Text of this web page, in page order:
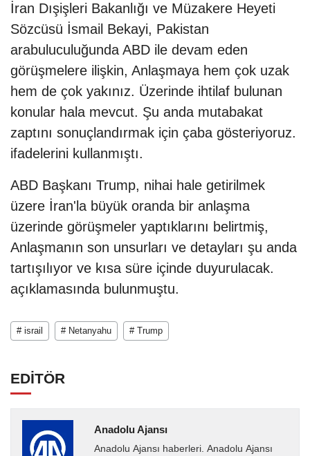
İran Dışişleri Bakanlığı ve Müzakere Heyeti
Sözcüsü İsmail Bekayi, Pakistan
arabuluculuğunda ABD ile devam eden
görüşmelere ilişkin, Anlaşmaya hem çok uzak
hem de çok yakınız. Üzerinde ihtilaf bulunan
konular hala mevcut. Şu anda mutabakat
zaptını sonuçlandırmak için çaba gösteriyoruz.
ifadelerini kullanmıştı.
ABD Başkanı Trump, nihai hale getirilmek
üzere İran'la büyük oranda bir anlaşma
üzerinde görüşmeler yaptıklarını belirtmiş,
Anlaşmanın son unsurları ve detayları şu anda
tartışılıyor ve kısa süre içinde duyurulacak.
açıklamasında bulunmuştu.
# israil # Netanyahu # Trump
EDİTÖR
Anadolu Ajansı
Anadolu Ajansı haberleri. Anadolu Ajansı